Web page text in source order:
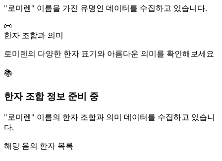
"로미렌 " 이름을 가진 유명인 데이터를 수집하고 있습니다.
📜
한자 조합과 의미
로미렌 의 다양한 한자 표기와 아름다운 의미를 확인해보세요
📚
한자 조합 정보 준비 중
"로미렌 " 이름의 한자 조합과 의미 데이터를 수집하고 있습니
다.
해당 음의 한자 목록